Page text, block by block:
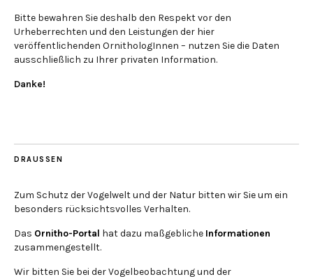
Bitte bewahren Sie deshalb den Respekt vor den
Urheberrechten und den Leistungen der hier
veröffentlichenden OrnithologInnen – nutzen Sie die Daten
ausschließlich zu Ihrer privaten Information.
Danke!
DRAUSSEN
Zum Schutz der Vogelwelt und der Natur bitten wir Sie um ein
besonders rücksichtsvolles Verhalten.
Das Ornitho-Portal hat dazu maßgebliche Informationen
zusammengestellt.
Wir bitten Sie bei der Vogelbeobachtung und der